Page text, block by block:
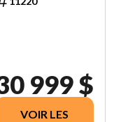
999 $
VOIR LES